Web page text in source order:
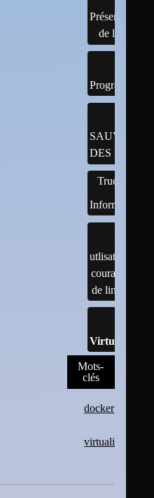
Présentation
de linux
DES
Trucs
Informatiques
utlisation
courante
de linux
Virtualisation
Mots-
clés
docker
virtualisation